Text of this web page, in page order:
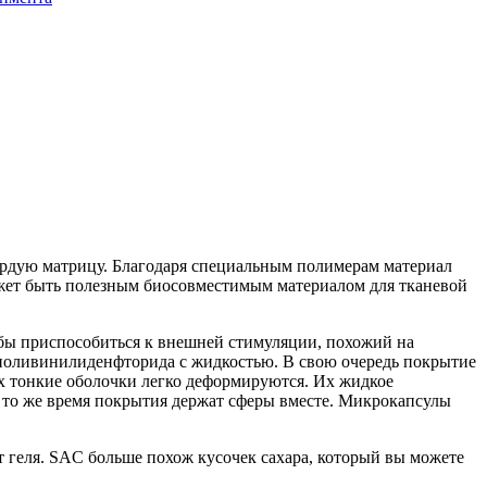
матрицу. Благодаря специальным полимерам материал
быть полезным биосовместимым материалом для тканевой
приспособиться к внешней стимуляции, похожий на
с жидкостью. В свою очередь покрытие
тонкие оболочки легко деформируются. Их жидкое
же время покрытия держат сферы вместе. Микрокапсулы
геля. SAC больше похож кусочек сахара, который вы можете